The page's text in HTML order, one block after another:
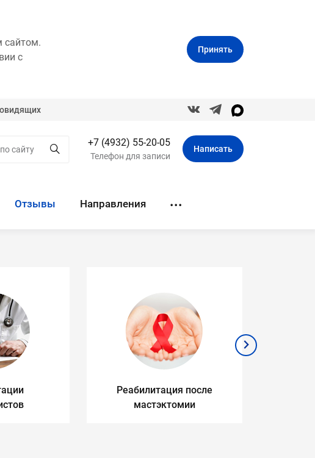
сайтом.
с
Принять
+7 (4932) 55-20-05
Телефон для записи
Написать
Отзывы Направления
Реабилитация после
мастэктомии